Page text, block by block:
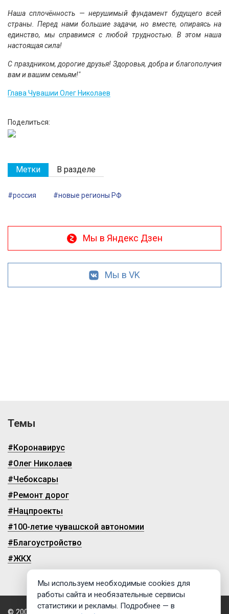
Наша сплочённость — нерушимый фундамент будущего всей
страны. Перед нами большие задачи, но вместе, опираясь на
единство, мы справимся с любой трудностью. В этом наша
настоящая сила!
С праздником, дорогие друзья! Здоровья, добра и благополучия
вам и вашим семьям!"
Глава Чувашии Олег Николаев
Поделиться:
Метки В разделе
#россия #новые регионы РФ
Мы в Яндекс Дзен
Мы в VK
Темы
#Коронавирус
#Олег Николаев
#Чебоксары
#Ремонт дорог
#Нацпроекты
#100-летие чувашской автономии
#Благоустройство
#ЖКХ
© 2009-2026, ГТРК «Чувашия»
Мы используем необходимые cookies для
работы сайта и необязательные сервисы
статистики и рекламы. Подробнее — в